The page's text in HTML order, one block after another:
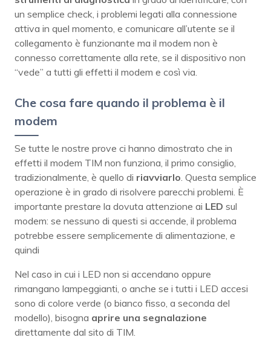
un semplice check, i problemi legati alla connessione
attiva in quel momento, e comunicare all’utente se il
collegamento è funzionante ma il modem non è
connesso correttamente alla rete, se il dispositivo non
“vede” a tutti gli effetti il modem e così via.
Che cosa fare quando il problema è il
modem
Se tutte le nostre prove ci hanno dimostrato che in
effetti il modem TIM non funziona, il primo consiglio,
tradizionalmente, è quello di riavviarlo . Questa semplice
operazione è in grado di risolvere parecchi problemi. È
importante prestare la dovuta attenzione ai LED sul
modem: se nessuno di questi si accende, il problema
potrebbe essere semplicemente di alimentazione, e
quindi
Nel caso in cui i LED non si accendano oppure
rimangano lampeggianti, o anche se i tutti i LED accesi
sono di colore verde (o bianco fisso, a seconda del
modello), bisogna aprire una segnalazione
direttamente dal sito di TIM.